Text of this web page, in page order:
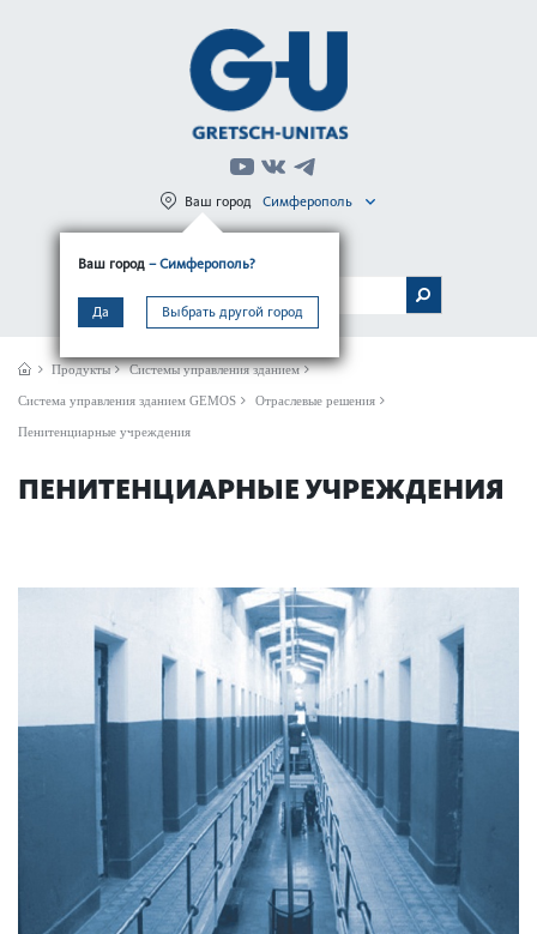
Ваш город – Симферополь?
Да Выбрать другой город
Ваш город Симферополь
МЕНЮ
Продукты Системы управления зданием
Сис­тема управ­ления зданием GEMOS Отраслевые решения
Пенитенциарные учреждения
ПЕНИТЕНЦИАРНЫЕ УЧРЕЖДЕНИЯ